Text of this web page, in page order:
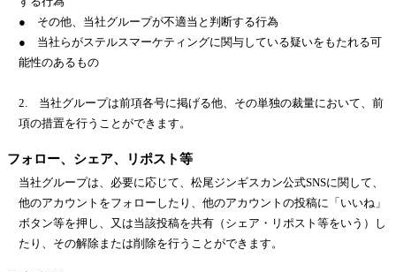
● その他、当社グループが不適当と判断する行為
● 当社らがステルスマーケティングに関与している疑いをもたれる可
能性のあるもの
2. 当社グループは前項各号に掲げる他、その単独の裁量において、前
項の措置を行うことができます。
フォロー、シェア、リポスト等
当社グループは、必要に応じて、松尾ジンギスカン公式SNSに関して、
他のアカウントをフォローしたり、他のアカウントの投稿に「いいね」
ボタン等を押し、又は当該投稿を共有（シェア・リポスト等をいう）し
たり、その解除または削除を行うことができます。